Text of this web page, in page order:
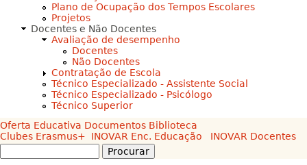
Plano de Ocupação dos Tempos Escolares
Projetos
Docentes e Não Docentes
Avaliação de desempenho
Docentes
Não Docentes
Contratação de Escola
Técnico Especializado - Assistente Social
Técnico Especializado - Psicólogo
Técnico Superior
Oferta Educativa Documentos Biblioteca
Clubes Erasmus+ INOVAR Enc. Educação INOVAR Docentes
Formulário